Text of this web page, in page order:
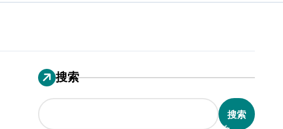
搜索
搜索